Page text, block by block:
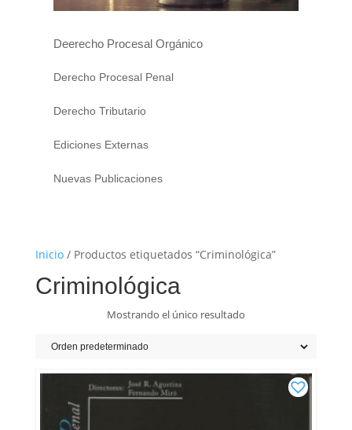
Deerecho Procesal Orgánico
Derecho Procesal Penal
Derecho Tributario
Ediciones Externas
Nuevas Publicaciones
Inicio/ Productos etiquetados “Criminológica”
Criminológica
Mostrando el único resultado